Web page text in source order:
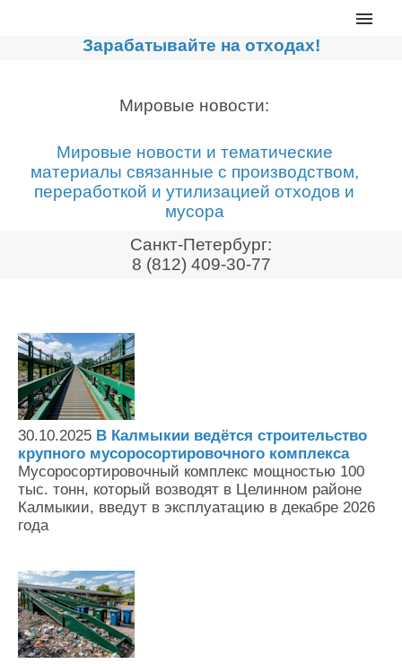
Главная
Сортировочные линии
Дробильное оборудование
Компакторы, контейнеры
Реализованные проекты
Видео
Мировые новости
О нас
Контакты
Оставить заявку
Зарабатывайте на отходах!
Мировые новости:
Мировые новости и тематические
материалы связанные с производством,
переработкой и утилизацией отходов и
мусора
Санкт-Петербург:
8 (812) 409-30-77
30.10.2025 В Калмыкии ведётся строительство
крупного мусоросортировочного комплекса
Мусоросортировочный комплекс мощностью 100
тыс. тонн, который возводят в Целинном районе
Калмыкии, введут в эксплуатацию в декабре 2026
года